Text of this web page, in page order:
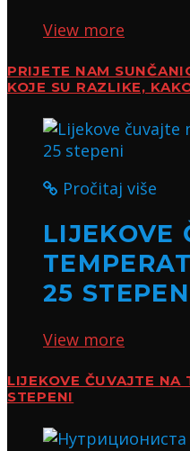
View more
PRIJETE NAM
KOJE SU RAZLIKE,
Pročitaj više
LIJEKOVE
25
View more
LIJEKOVE ČUVAJTE NA
STEPENI